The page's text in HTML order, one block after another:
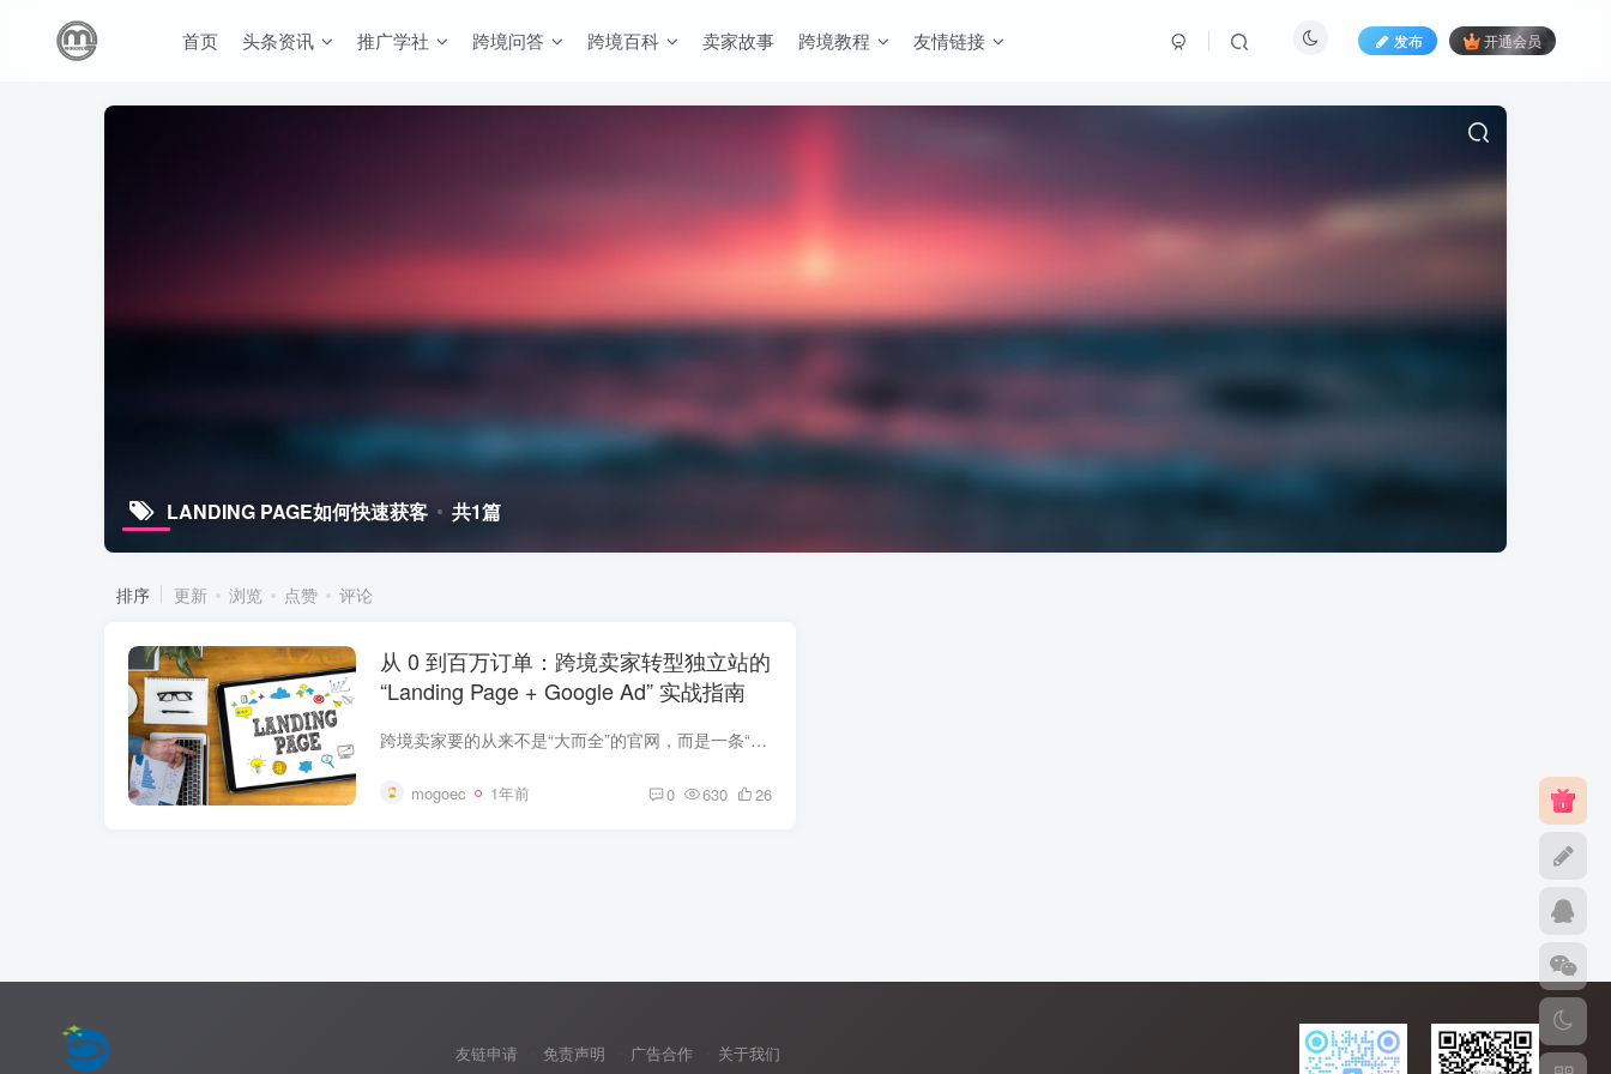
首页 头条资讯 推广学社 跨境问答 跨境百科 卖家故事 跨境教程 友情链接 发布 开通会员
LANDING PAGE如何快速获客 共1篇
排序 更新 浏览 点赞 评论
从 0 到百万订单：跨境卖家转型独立站的
“Landing Page + Google Ad” 实战指南
跨境卖家要的从来不是“大而全”的官网，而是一条“小而快”的获客通道。想在最短时间、最低成本撬开外贸线上流量的大门，就把着陆页 + 谷歌广告当成你的第一把钥匙吧。
mogoec 1年前 0 630 26
友链申请 免责声明 广告合作 关于我们